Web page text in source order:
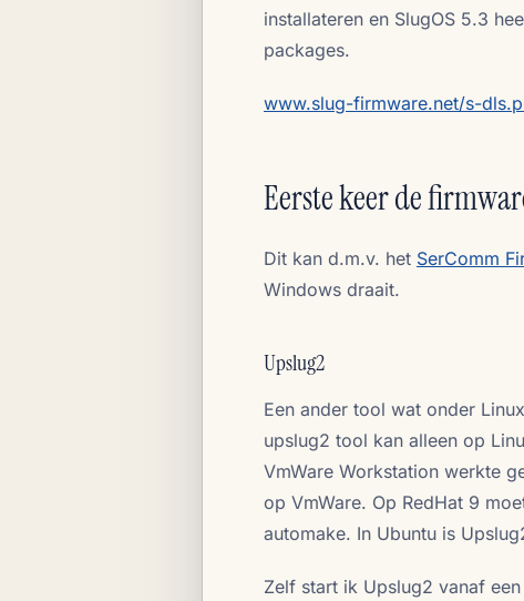
installateren en SlugOS 5.3
packages.
www.slug-firmware.net/s-
Eerste keer de
Dit kan d.m.v. het SerComm
Windows draait.
Upslug2
Een ander tool wat onder
upslug2 tool kan alleen op
VmWare Workstation werkte
op VmWare. Op RedHat 9
automake. In Ubuntu is
Zelf start ik Upslug2 vanaf